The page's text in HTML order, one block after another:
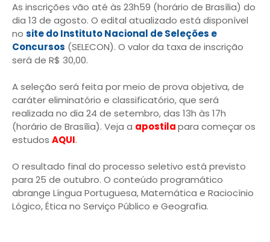
As inscrições vão até às 23h59 (horário de Brasília) do
dia 13 de agosto. O edital atualizado está disponível
no site do Instituto Nacional de Seleções e
Concursos (SELECON). O valor da taxa de inscrição
será de R$ 30,00.
A seleção será feita por meio de prova objetiva, de
caráter eliminatório e classificatório, que será
realizada no dia 24 de setembro, das 13h às 17h
(horário de Brasília). Veja a apostilapara começar os
estudos AQUI.
O resultado final do processo seletivo está previsto
para 25 de outubro. O conteúdo programático
abrange Língua Portuguesa, Matemática e Raciocínio
Lógico, Ética no Serviço Público e Geografia.